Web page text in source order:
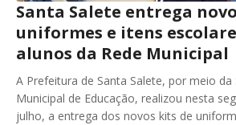
Santa Salete entrega
uniformes e itens
alunos da Rede Municipal
A Prefeitura de Santa Salete, por meio da
Municipal de Educação, realizou nesta
julho, a entrega dos novos kits de